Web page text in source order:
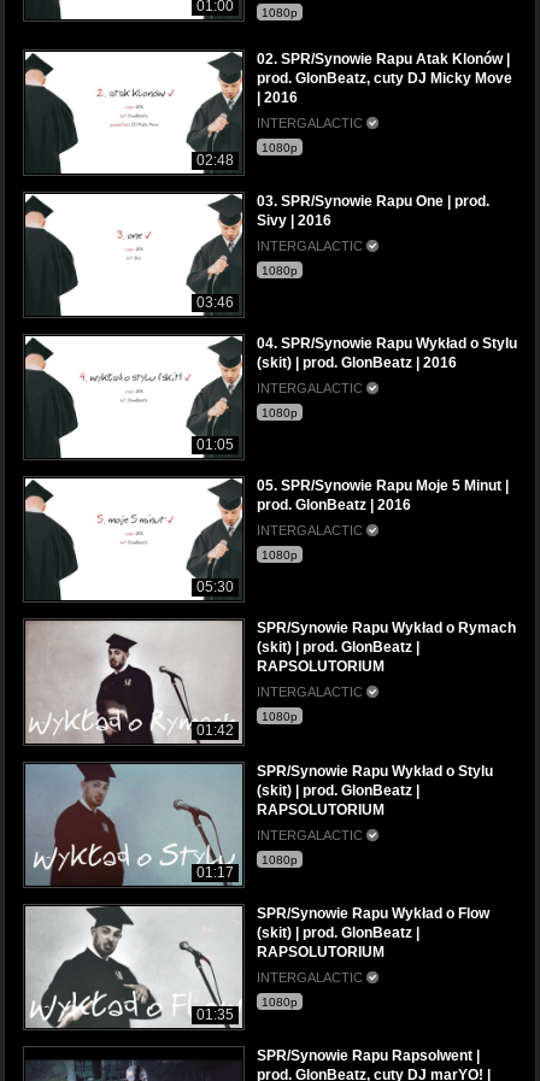
01:00 1080p
02:48
02. SPR/Synowie Rapu Atak Klonów |
prod. GlonBeatz, cuty DJ Micky Move
| 2016
INTERGALACTIC
1080p
03:46
03. SPR/Synowie Rapu One | prod.
Sivy | 2016
INTERGALACTIC
1080p
01:05
04. SPR/Synowie Rapu Wykład o Stylu
(skit) | prod. GlonBeatz | 2016
INTERGALACTIC
1080p
05:30
05. SPR/Synowie Rapu Moje 5 Minut |
prod. GlonBeatz | 2016
INTERGALACTIC
1080p
01:42
SPR/Synowie Rapu Wykład o Rymach
(skit) | prod. GlonBeatz |
RAPSOLUTORIUM
INTERGALACTIC
1080p
01:17
SPR/Synowie Rapu Wykład o Stylu
(skit) | prod. GlonBeatz |
RAPSOLUTORIUM
INTERGALACTIC
1080p
01:35
SPR/Synowie Rapu Wykład o Flow
(skit) | prod. GlonBeatz |
RAPSOLUTORIUM
INTERGALACTIC
1080p
SPR/Synowie Rapu Rapsolwent |
prod. GlonBeatz, cuty DJ marYO! |